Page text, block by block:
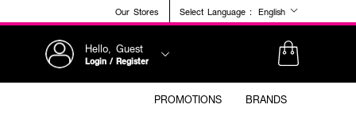
Our Stores Select Language : English
Hello, Guest
Login / Register
PROMOTIONS BRANDS